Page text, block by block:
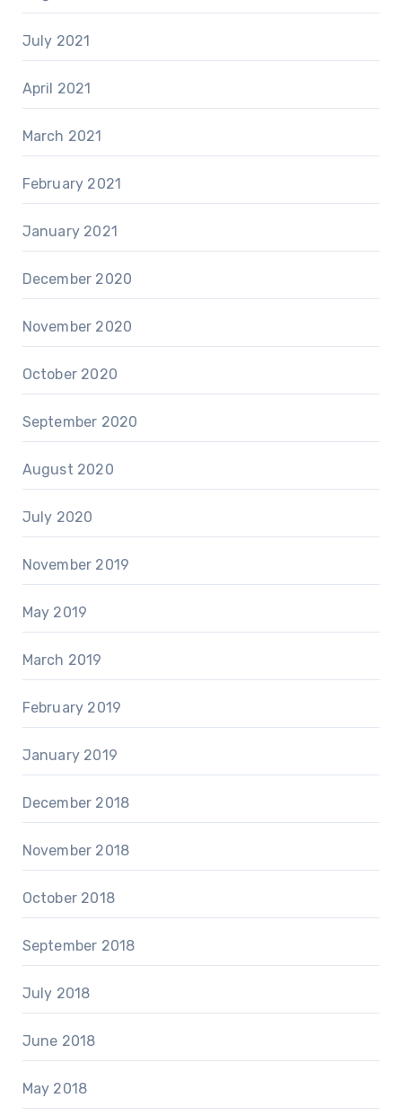
July 2021
April 2021
March 2021
February 2021
January 2021
December 2020
November 2020
October 2020
September 2020
August 2020
July 2020
November 2019
May 2019
March 2019
February 2019
January 2019
December 2018
November 2018
October 2018
September 2018
July 2018
June 2018
May 2018